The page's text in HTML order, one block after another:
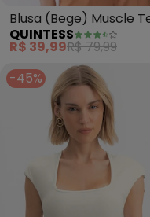
Blusa (Bege) Muscle
QUINTESS
R$ 39,99R$ 79,99
-45%